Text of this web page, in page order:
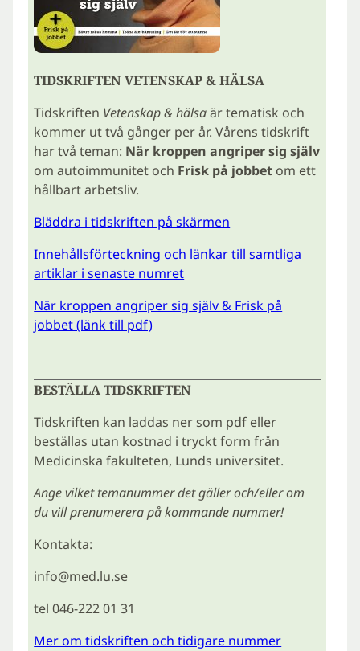
TIDSKRIFTEN VETENSKAP & HÄLSA
Tidskriften Vetenskap & hälsaär tematisk och
kommer ut två gånger per år. Vårens tidskrift
har två teman: När kroppen angriper sig själv
om autoimmunitet och Frisk på jobbet om ett
hållbart arbetsliv.
Bläddra i tidskriften på skärmen
Innehållsförteckning och länkar till samtliga
artiklar i senaste numret
När kroppen angriper sig själv & Frisk på
jobbet (länk till pdf)
BESTÄLLA TIDSKRIFTEN
Tidskriften kan laddas ner som pdf eller
beställas utan kostnad i tryckt form från
Medicinska fakulteten, Lunds universitet.
Ange vilket temanummer det gäller och/eller om
du vill prenumerera på kommande nummer!
Kontakta:
info@med.lu.se
tel 046-222 01 31
Mer om tidskriften och tidigare nummer